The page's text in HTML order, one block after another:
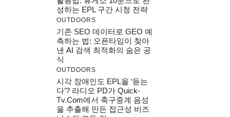
성하는 EPL 구간 시청 전략
OUTDOORS
기존 SEO 데이터로 GEO 예
측하는 법: 오픈타임이 찾아
낸 AI 검색 최적화의 숨은 공
식
OUTDOORS
시각 장애인도 EPL을 ‘듣는
다’? 라디오 PD가 Quick-
Tv.com에서 축구중계 음성
을 추출해 만든 접근성 비즈